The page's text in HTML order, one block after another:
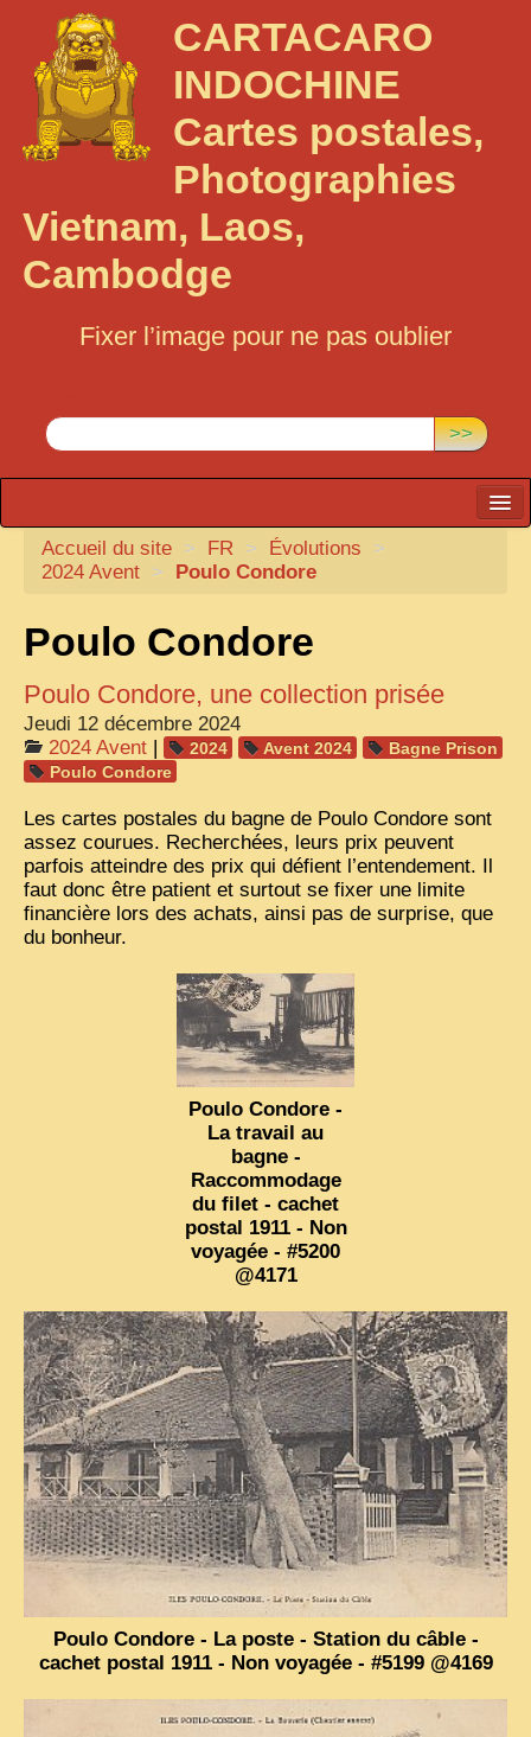
CARTACARO
INDOCHINE
Cartes postales,
Photographies
Vietnam, Laos,
Cambodge
Fixer l’image pour ne pas oublier
>>
CARTACARO
PHOTOGRAPHES, EDITEURS
TONKIN
FRONTIÈRE
ANNAM CENTRE
COCHINCHINE
LES ETHNIES
INDOCHINE HISTORIQUE
ARMÉE, JUSTICE, EDUCATION, RELIGION...
MÉTIERS, FÊTES, TRANSPORTS
TRADITIONS ET MODERNITÉ
INSOLITES
EN DIRECT
ENQUÊTES
L’ ACTU
2025 LAOS 1950 CPSM
2026 PERI, VIÊT-CONG
ZOOM PHOTO
DÊ THAM
Accueil du site > FR > Évolutions
>
2024 Avent > Poulo Condore
Poulo Condore
Poulo Condore, une collection prisée
Jeudi 12 décembre 2024
2024 Avent | 2024 Avent 2024
Bagne Prison
Poulo Condore
Les cartes postales du bagne de Poulo Condore sont
assez courues. Recherchées, leurs prix peuvent
parfois atteindre des prix qui défient l’entendement. Il
faut donc être patient et surtout se fixer une limite
financière lors des achats, ainsi pas de surprise, que
du bonheur.
Poulo Condore -
La travail au
bagne -
Raccommodage
du filet - cachet
postal 1911 - Non
voyagée - #5200
@4171
Poulo Condore - La poste - Station du câble -
cachet postal 1911 - Non voyagée - #5199 @4169